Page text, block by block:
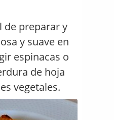
de preparar y
y suave en
espinacas o
de hoja
vegetales.